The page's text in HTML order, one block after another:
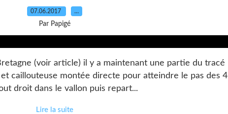
07.06.2017 …
Par Papigé
(voir article) il y a maintenant une partie du tracé
caillouteuse montée directe pour atteindre le pas des 4
droit dans le vallon puis repart...
Lire la suite